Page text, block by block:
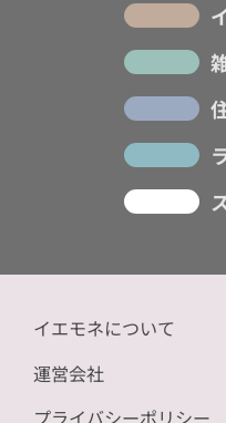
イエモネについて
運営会社
プライバシーポリシー